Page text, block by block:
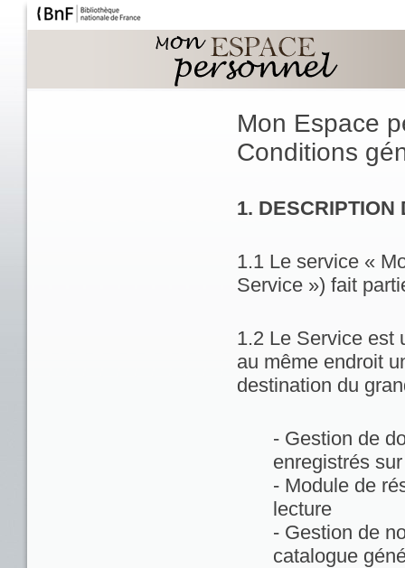
Mon Espace
Conditions
1. DESCRIPTION
1.1 Le service «
Service ») fait
1.2 Le Service est
au même endroit
destination du
- Gestion de
enregistrés
- Module de
lecture
- Gestion de
catalogue